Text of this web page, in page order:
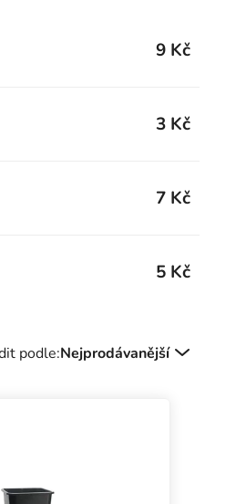
9 Kč
3 Kč
7 Kč
5 Kč
produktů
podle:Nejprodávanější